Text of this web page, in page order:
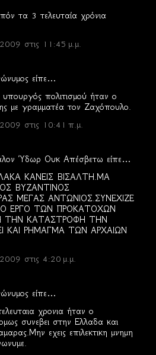
τα 3 τελευταία χρόνια
στις 11:45 μ.μ.
είπε…
υπουργός πολιτισμού ήταν ο
με γραμματέα τον Ζαχόπουλο.
στις 10:41 π.μ.
Ύδωρ Ουκ Απέσβετω είπε…
ΚΑΝΕΙΣ ΒΙΣΑΛΤΗ.ΜΑ
ΒΥΖΑΝΤΙΝΟΣ
ΜΕΓΑΣ ΑΝΤΩΝΙΟΣ.ΣΥΝΕΧΙΖΕ
ΕΡΓΟ ΤΩΝ ΠΡΟΚΑΤΟΧΩΝ
ΤΗΝ ΚΑΤΑΣΤΡΟΦΗ ΤΗΝ
ΚΑΙ ΡΗΜΑΓΜΑ ΤΩΝ ΑΡΧΑΙΩΝ
στις 4:20 μ.μ.
είπε…
χρονια ήταν ο
συνεβει στην Ελλαδα και
εχεις επιλεκτικη μνημη